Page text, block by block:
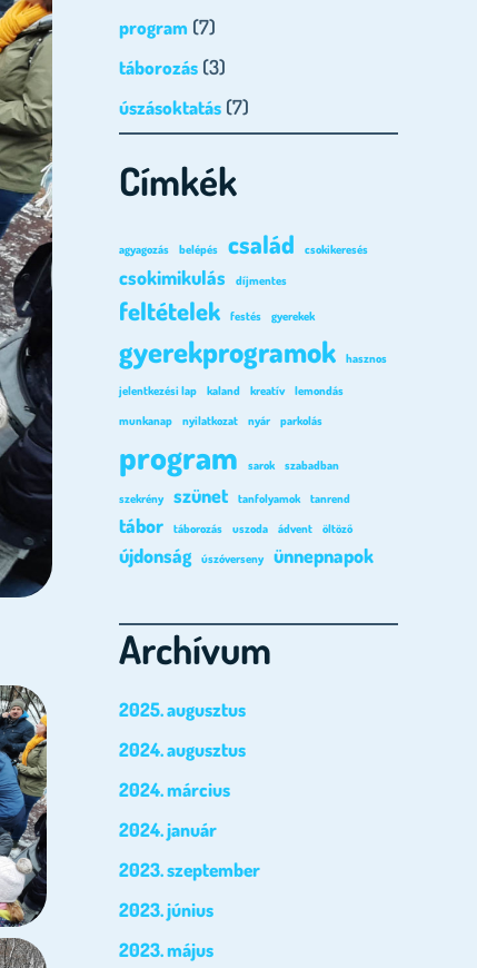
program (7)
táborozás (3)
úszásoktatás (7)
Címkék
agyagozás belépés család csokikeresés
csokimikulás díjmentes
feltételek festés gyerekek
gyerekprogramok hasznos
jelentkezési lap kaland kreatív
lemondás
munkanap
nyilatkozat nyár parkolás
program sarok szabadban
szekrény szünet tanfolyamok tanrend
tábor táborozás uszoda ádvent öltöző
újdonság úszóverseny ünnepnapok
Archívum
2025. augusztus
2024. augusztus
2024. március
2024. január
2023. szeptember
2023. június
2023. május